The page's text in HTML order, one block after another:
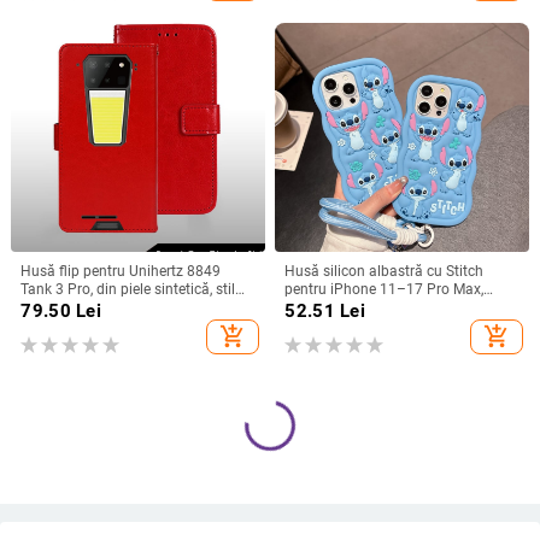
Husă flip pentru Unihertz 8849
Tank 3 Pro, din piele sintetică, stil
retro
79.50 Lei
add_shopping_cart
Husă silicon albastră cu Stitch
pentru iPhone 11–17 Pro Max,
design cu margine curbată și
52.51 Lei
add_shopping_cart